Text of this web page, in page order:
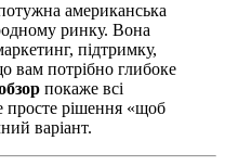
американська
ринку. Вона
підтримку,
вам потрібно глибоке
покаже всі
рішення «щоб
варіант.